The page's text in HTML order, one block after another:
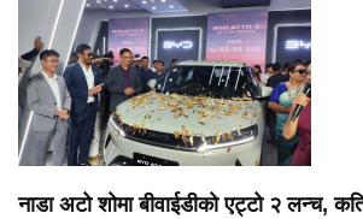
नाडा अटो शोमा बीवाईडीको एट्टो २ लन्च,